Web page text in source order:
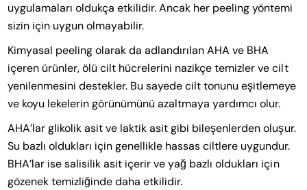
uygulamaları oldukça etkilidir. Ancak her peeling yöntemi
sizin için uygun olmayabilir.
Kimyasal peeling olarak da adlandırılan AHA ve BHA
içeren ürünler, ölü cilt hücrelerini nazikçe temizler ve cilt
yenilenmesini destekler. Bu sayede cilt tonunu eşitlemeye
ve koyu lekelerin görünümünü azaltmaya yardımcı olur.
AHA’lar glikolik asit ve laktik asit gibi bileşenlerden oluşur.
Su bazlı oldukları için genellikle hassas ciltlere uygundur.
BHA’lar ise salisilik asit içerir ve yağ bazlı oldukları için
gözenek temizliğinde daha etkilidir.